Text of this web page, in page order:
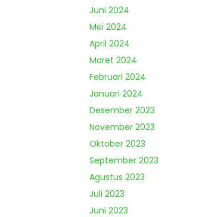
Juni 2024
Mei 2024
April 2024
Maret 2024
Februari 2024
Januari 2024
Desember 2023
November 2023
Oktober 2023
September 2023
Agustus 2023
Juli 2023
Juni 2023